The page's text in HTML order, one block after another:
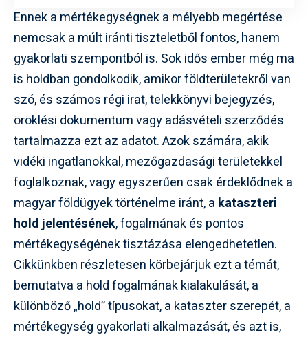
Ennek a mértékegységnek a mélyebb megértése
nemcsak a múlt iránti tiszteletből fontos, hanem
gyakorlati szempontból is. Sok idős ember még ma
is holdban gondolkodik, amikor földterületekről van
szó, és számos régi irat, telekkönyvi bejegyzés,
öröklési dokumentum vagy adásvételi szerződés
tartalmazza ezt az adatot. Azok számára, akik
vidéki ingatlanokkal, mezőgazdasági területekkel
foglalkoznak, vagy egyszerűen csak érdeklődnek a
magyar földügyek történelme iránt, a kataszteri
hold jelentésének, fogalmának és pontos
mértékegységének tisztázása elengedhetetlen.
Cikkünkben részletesen körbejárjuk ezt a témát,
bemutatva a hold fogalmának kialakulását, a
különböző „hold” típusokat, a kataszter szerepét, a
mértékegység gyakorlati alkalmazását, és azt is,